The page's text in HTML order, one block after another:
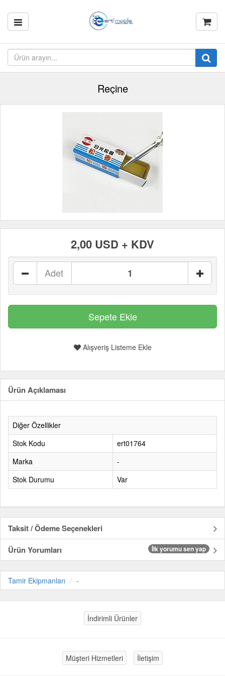
Reçine
2,00 USD + KDV
Adet
Alışveriş Listeme Ekle
Ürün Açıklaması
Diğer Özellikler
Stok Kodu
ert01764
Marka
-
Stok Durumu
Var
Taksit / Ödeme Seçenekleri
Ürün Yorumları
İlk yorumu sen yap
Tamir Ekipmanları -
İndirimli Ürünler
Müşteri Hizmetleri İletişim